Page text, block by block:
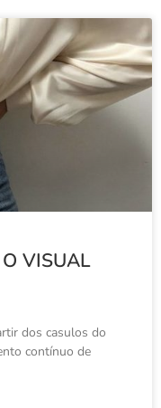
VISUAL
dos casulos do
contínuo de